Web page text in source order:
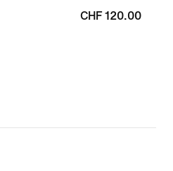
CHF
CHF 120.00